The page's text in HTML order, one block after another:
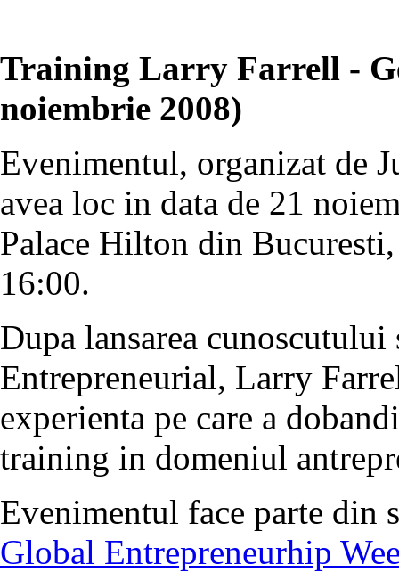
Training Larry Farrell -
noiembrie 2008)
Evenimentul, organizat de
avea loc in data de 21
Palace Hilton din
16:00.
Dupa lansarea
Entrepreneurial, Larry
experienta pe care a
training in domeniul
Evenimentul face parte din
Global Entrepreneurhip